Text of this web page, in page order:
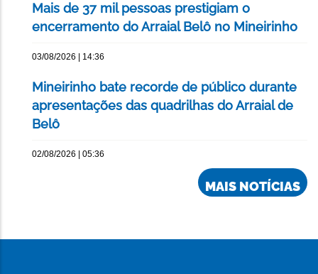
Mais de 37 mil pessoas prestigiam o
encerramento do Arraial Belô no Mineirinho
03/08/2026 | 14:36
Mineirinho bate recorde de público durante
apresentações das quadrilhas do Arraial de
Belô
02/08/2026 | 05:36
MAIS NOTÍCIAS